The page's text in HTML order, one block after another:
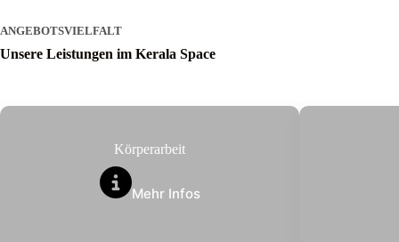
ANGEBOTSVIELFALT
Unsere Leistungen im Kerala Space
Körperarbeit
Mehr Infos